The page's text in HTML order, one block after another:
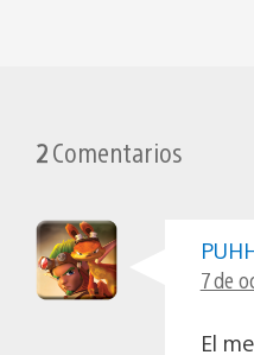
2Comentarios
7 de
El